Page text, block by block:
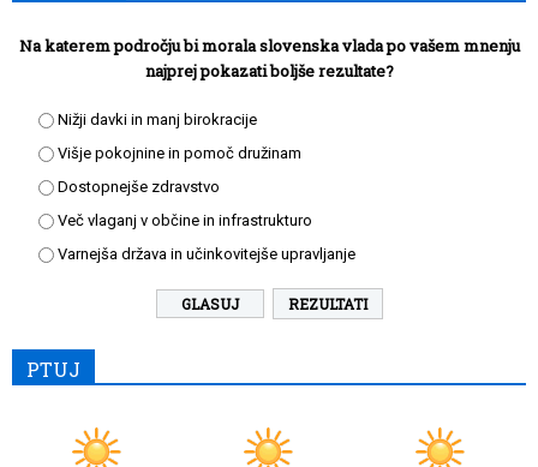
Na katerem področju bi morala slovenska vlada po vašem mnenju
najprej pokazati boljše rezultate?
Nižji davki in manj birokracije
Višje pokojnine in pomoč družinam
Dostopnejše zdravstvo
Več vlaganj v občine in infrastrukturo
Varnejša država in učinkovitejše upravljanje
REZULTATI
PTUJ